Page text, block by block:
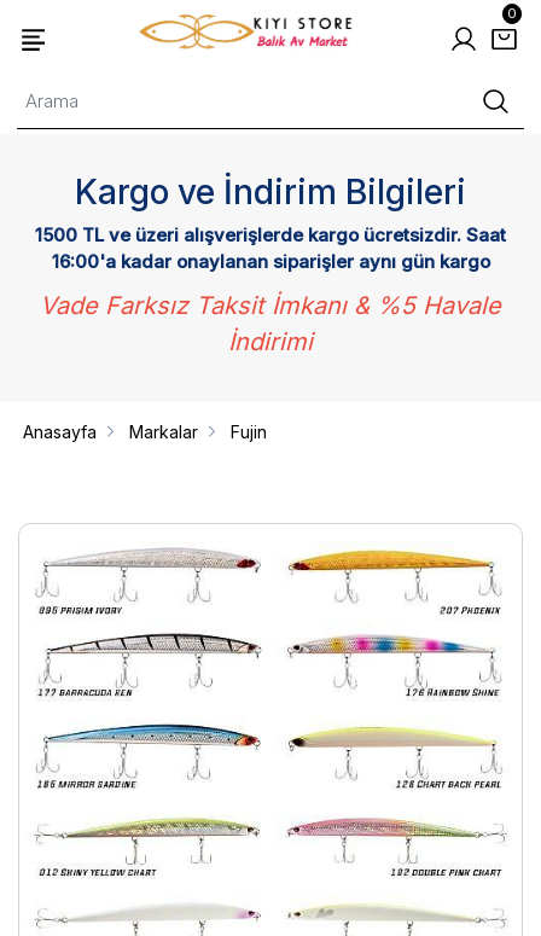
0
Kargo ve İndirim Bilgileri
1500 TL ve üzeri alışverişlerde kargo ücretsizdir. Saat
16:00'a kadar onaylanan siparişler aynı gün kargo
Vade Farksız Taksit İmkanı & %5 Havale
İndirimi
Anasayfa Markalar Fujin